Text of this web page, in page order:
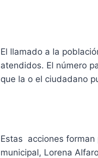
El llamado a la
atendidos. El número
que la o el ciudadano
Estas acciones
municipal, Lorena